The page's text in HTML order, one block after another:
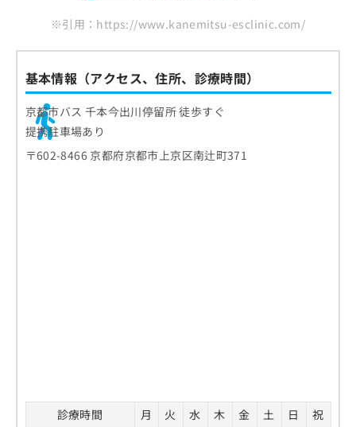
※引用：https://www.kanemitsu-esclinic.com/
基本情報（アクセス、住所、診療時間）
京都市バス 千本今出川停留所 徒歩すぐ
提携駐車場あり
〒602-8466 京都府京都市上京区南辻町371
診療時間 月 火 水 木 金 土 日
祝